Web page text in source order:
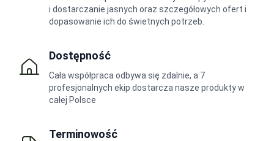
i dostarczanie jasnych oraz szczegółowych ofert i
dopasowanie ich do świetnych potrzeb.
Dostępność
Cała współpraca odbywa się zdalnie, a 7
profesjonalnych ekip dostarcza nasze produkty w
całej Polsce
Terminowość